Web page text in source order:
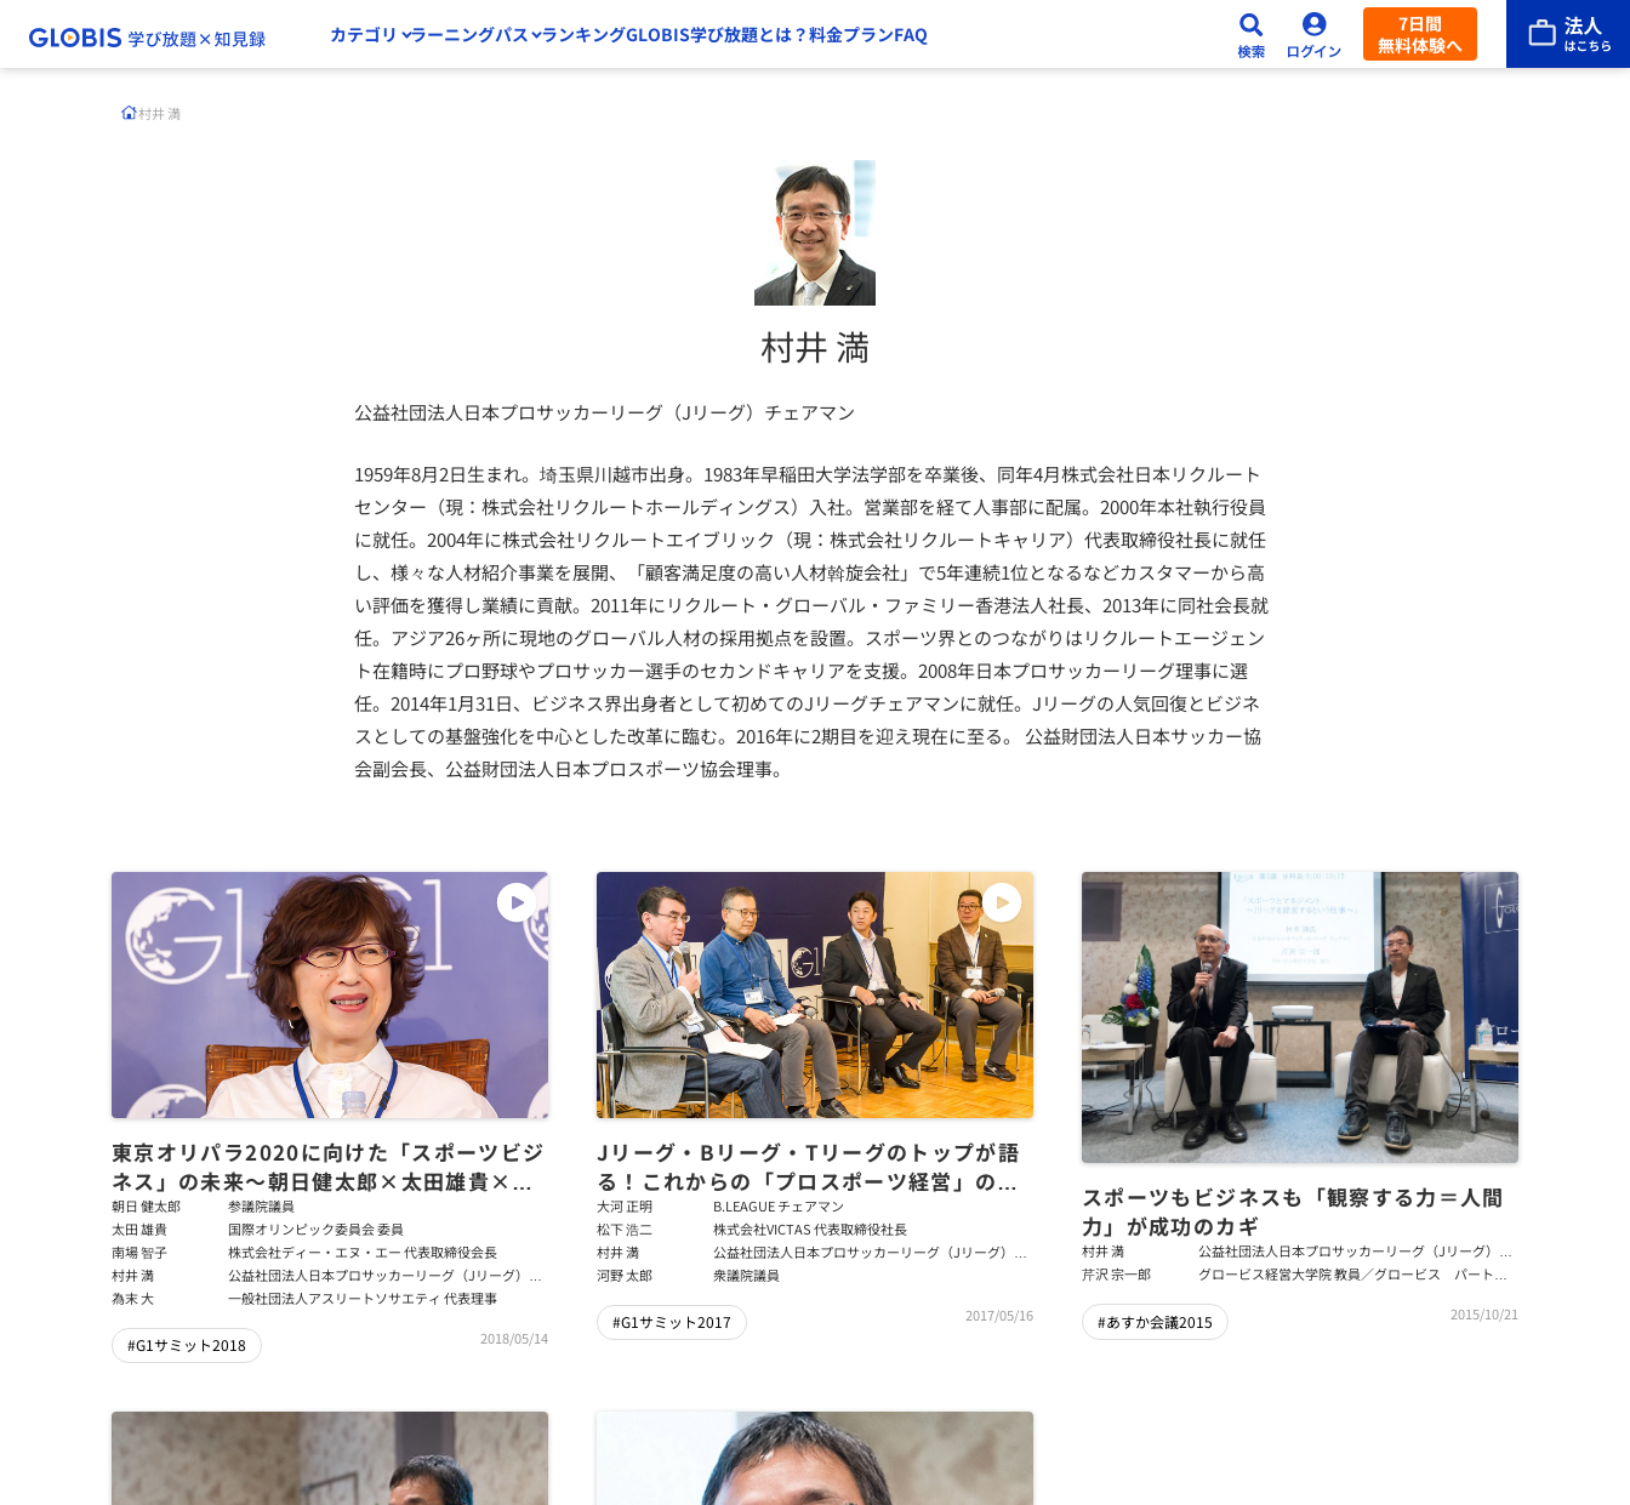
カテゴリ ラーニングパス ランキングGLOBIS学び放題とは？料金プランFAQ
7日間
無料体験へ
村井 満
村井 満
公益社団法人日本プロサッカーリーグ（Jリーグ）チェアマン
1959年8月2日生まれ。埼玉県川越市出身。1983年早稲田大学法学部を卒業後、同年4月株式会社日本リクルート
センター（現：株式会社リクルートホールディングス）入社。営業部を経て人事部に配属。2000年本社執行役員
に就任。2004年に株式会社リクルートエイブリック（現：株式会社リクルートキャリア）代表取締役社長に就任
し、様々な人材紹介事業を展開、「顧客満足度の高い人材斡旋会社」で5年連続1位となるなどカスタマーから高
い評価を獲得し業績に貢献。2011年にリクルート・グローバル・ファミリー香港法人社長、2013年に同社会長就
任。アジア26ヶ所に現地のグローバル人材の採用拠点を設置。スポーツ界とのつながりはリクルートエージェン
ト在籍時にプロ野球やプロサッカー選手のセカンドキャリアを支援。2008年日本プロサッカーリーグ理事に選
任。2014年1月31日、ビジネス界出身者として初めてのJリーグチェアマンに就任。Jリーグの人気回復とビジネ
スとしての基盤強化を中心とした改革に臨む。2016年に2期目を迎え現在に至る。 公益財団法人日本サッカー協
会副会長、公益財団法人日本プロスポーツ協会理事。
東京オリパラ2020に向けた「スポーツビジ
ネス」の未来～朝日健太郎×太田雄貴×民
秋清史×南場智子×為末大×村井満
朝日 健太郎
参議院議員
太田 雄貴
国際オリンピック委員会 委員
南場 智子
株式会社ディー・エヌ・エー 代表取締役会長
村井 満
公益社団法人日本プロサッカーリーグ（Jリーグ）チ
ェアマン
為末 大 一般社団法人アスリートソサエティ 代表理事
#G1サミット2018 2018/05/14
Jリーグ・Bリーグ・Tリーグのトップが語
る！これからの「プロスポーツ経営」の課
題とビジョン
大河 正明
B.LEAGUE チェアマン
松下 浩二
株式会社VICTAS 代表取締役社長
村井 満
公益社団法人日本プロサッカーリーグ（Jリーグ）チ
ェアマン
河野 太郎 衆議院議員
#G1サミット2017 2017/05/16
スポーツもビジネスも「観察する力＝人間
力」が成功のカギ
村井 満
公益社団法人日本プロサッカーリーグ（Jリーグ）チ
ェアマン
芹沢 宗一郎
グロービス経営大学院 教員／グロービス パートナ
#あすか会議2015 2015/10/21